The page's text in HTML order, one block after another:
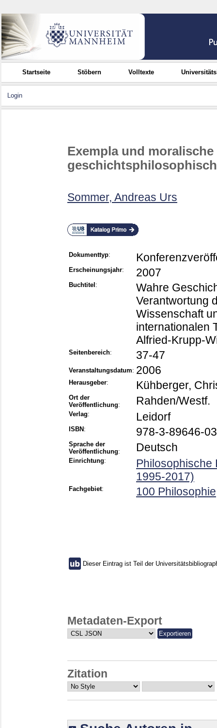
Startseite Stöbern Volltexte
Login
Exempla und
Sommer, Andreas Urs
Dokumenttyp:
Erscheinungsjahr: 2007
Buchtitel :
Wahre
Verantwortung
Wissenschaft
internationalen
Alfried-Krupp-
Seitenbereich: 37-47
Veranstaltungsdatum: 2006
Herausgeber: Kühberger,
Ort der
Veröffentlichung: Rahden/Westf.
Verlag: Leidorf
ISBN : 978-3-89646-
Sprache der
Veröffentlichung: Deutsch
Einrichtung:
Philosophische
1995-2017)
Fachgebiet: 100 Philosophie
Dieser Eintrag ist Teil der
Metadaten-Export
Zitation